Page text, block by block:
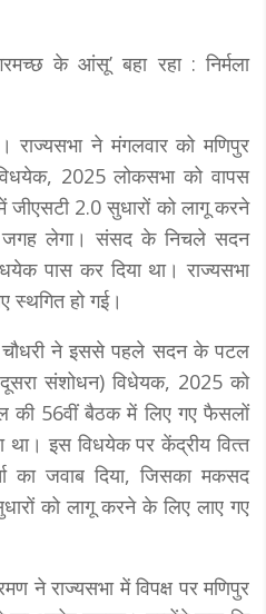
के आंसू’ बहा रहा : निर्मला
राज्यसभा ने मंगलवार को मणिपुर
2025 लोकसभा को वापस
जीएसटी 2.0 सुधारों को लागू करने
जगह लेगा। संसद के निचले सदन
पास कर दिया था। राज्‍यसभा
हो गई।
चौधरी ने इससे पहले सदन के पटल
संशोधन) विधेयक, 2025 को
की 56वीं बैठक में लिए गए फैसलों
था। इस विधयेक पर केंद्रीय वित्‍त
का जवाब दिया, जिसका मकसद
को लागू करने के लिए लाए गए
ने राज्यसभा में विपक्ष पर मणिपुर